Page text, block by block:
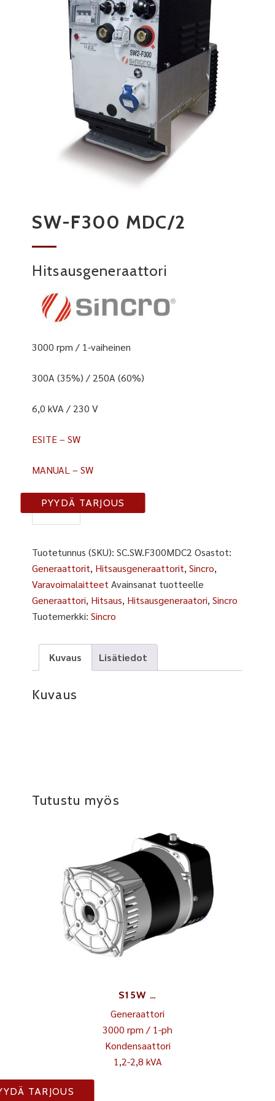
SW-F300 MDC/2
Hitsausgeneraattori
3000 rpm / 1-vaiheinen
300A (35%) / 250A (60%)
6,0 kVA / 230 V
ESITE – SW
MANUAL – SW
SW-
F300
määrä
PYYDÄ TARJOUS
Tuotetunnus (SKU):SC.SW.F300MDC2 Osastot:
Generaattorit, Hitsausgeneraattorit,Sincro,
Varavoimalaitteet Avainsanat tuotteelle
Generaattori, Hitsaus, Hitsausgeneraatori,Sincro
Tuotemerkki:Sincro
Kuvaus Lisätiedot
Kuvaus
Tutustu myös
S15W …
Generaattori
3000 rpm / 1-ph
Kondensaattori
1,2-2,8 kVA
TARJOUS